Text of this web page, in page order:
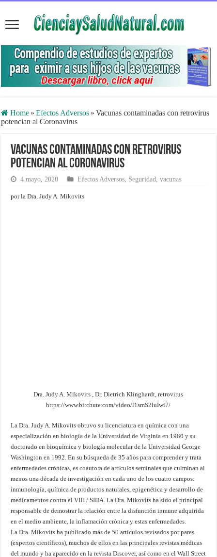
Home » Efectos Adversos » Vacunas contaminadas con retrovirus
potencian al Coronavirus
Vacunas contaminadas con retrovirus
potencian al Coronavirus
4 mayo, 2020 Efectos Adversos Seguridad ,vacunas
por la Dra. Judy A. Mikovits
Dra. Judy A. Mikovits , Dr. Dietrich Klinghardt, retrovirus
https://www.bitchute.com/video/l1smS2luIwi7/
La Dra. Judy A. Mikovits obtuvo su licenciatura en química con una
especialización en biología de la Universidad de Virginia en 1980 y su
doctorado en bioquímica y biología molecular de la Universidad George
Washington en 1992. En su búsqueda de 35 años para comprender y trata
enfermedades crónicas, es coautora de artículos seminales que culminan al
menos una década de investigación en cada uno de los cuatro campos:
inmunología, química de productos naturales, epigenética y desarrollo de
medicamentos contra el VIH / SIDA. La Dra. Mikovits ha sido el principal
responsable de demostrar la relación entre la disfunción inmune adquirida
en el medio ambiente, la inflamación crónica y estas enfermedades.
La Dra. Mikovits ha publicado más de 50 artículos revisados ​​por pares
(expertos científicos), muchos de ellos en las principales revistas médicas
del mundo y ha aparecido en la revista Discover, así como en el Wall Street